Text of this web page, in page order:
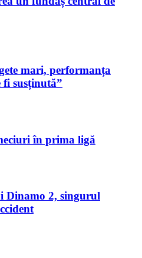
mari, performanța
fi susținută”
în prima ligă
Dinamo 2, singurul